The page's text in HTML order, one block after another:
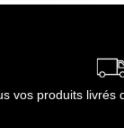
0.04 g
vos produits livrés